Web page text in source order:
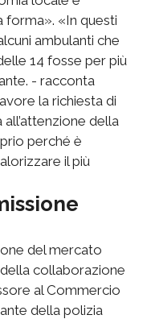
forma». «In questi
ambulanti che
14 fosse per più
- racconta
la richiesta di
della
perché è
il più
del mercato
collaborazione
al Commercio
della polizia